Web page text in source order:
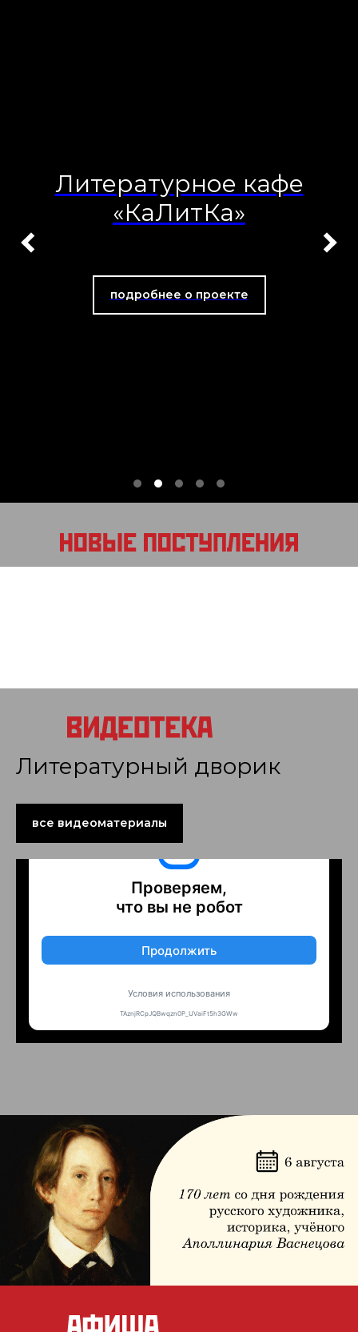
Книжный фестиваль
«Книга-Фест»
подробнее о проекте
Литературный дворик
все видеоматериалы